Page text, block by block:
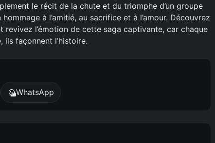
le récit de la chute et du triomphe d’un groupe
à l’amitié, au sacrifice et à l’amour. Découvrez
revivez l’émotion de cette saga captivante, car chaque
ils façonnent l’histoire.
WhatsApp